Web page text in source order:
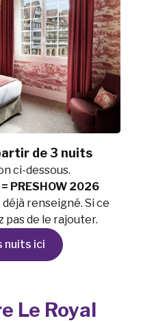
de 3 nuits
ci-dessous.
PRESHOW 2026
renseigné. Si ce
pas de le rajouter.
nuits ici
Le Royal